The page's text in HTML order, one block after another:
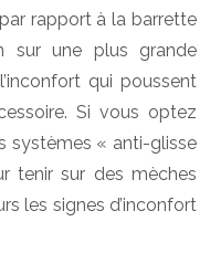
rapport à la barrette
sur une plus grande
qui poussent
Si vous optez
systèmes « anti-glisse
tenir sur des mèches
les signes d’inconfort